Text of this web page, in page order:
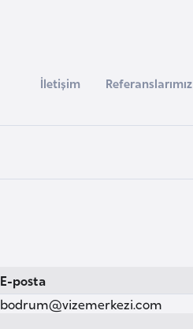
İletişim Referanslarımız
E-posta
bodrum@vizemerkezi.com